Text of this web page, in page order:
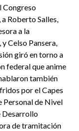
Congreso
Roberto Salles,
a la
Celso Pansera,
giró en torno a
federal que anime
también
por el Capes
Personal de Nivel
Desarrollo
de tramitación